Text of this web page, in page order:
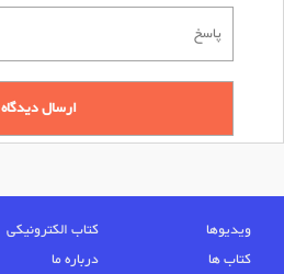
ویدیوها کتاب الکترونیکی
کتاب ها
درباره ما